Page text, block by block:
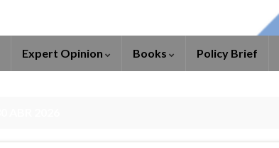
Expert Opinion Books Policy Brief